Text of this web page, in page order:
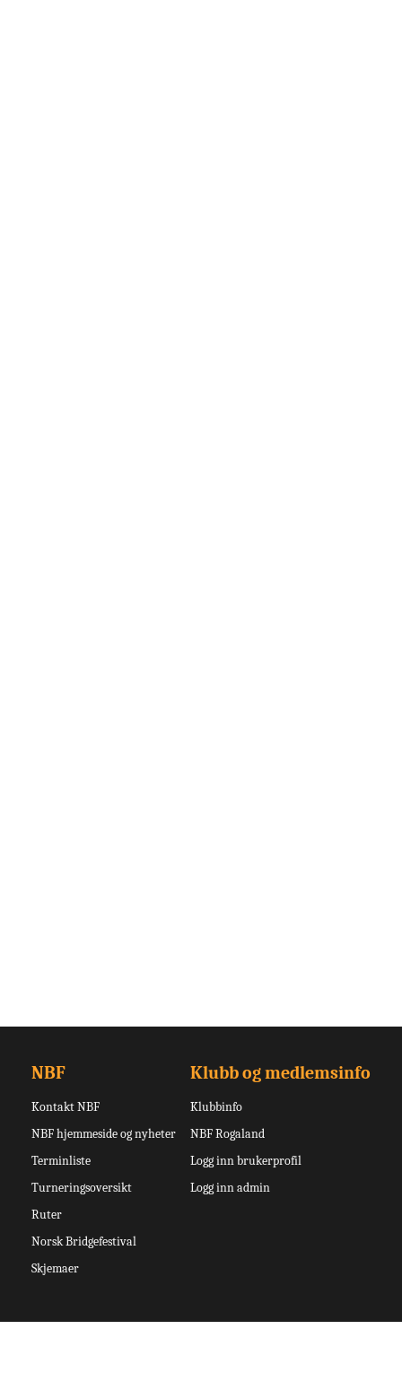
NBF
Kontakt NBF
NBF hjemmeside og nyheter
Terminliste
Turneringsoversikt
Ruter
Norsk Bridgefestival
Skjemaer
Klubb og medlemsinfo
Klubbinfo
NBF Rogaland
Logg inn brukerprofil
Logg inn admin